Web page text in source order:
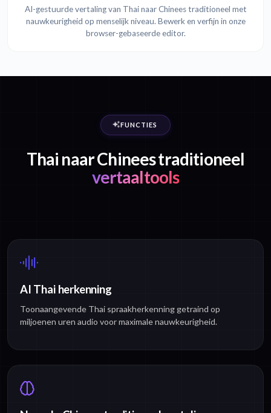
AI-gestuurde vertaling van Thai naar Chinees traditioneel met
nauwkeurigheid op menselijk niveau. Bewerk en verfijn in onze
browser-gebaseerde editor.
FUNCTIES
Thai naar Chinees traditioneel
vertaaltools
AI Thai herkenning
Toonaangevende Thai spraakherkenning getraind op
miljoenen uren audio voor maximale nauwkeurigheid.